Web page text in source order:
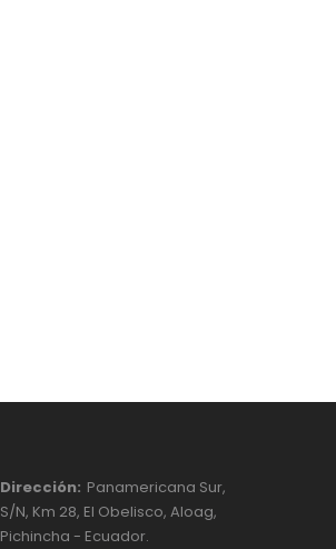
Dirección: Panamericana Sur,
S/N, Km 28, El Obelisco, Aloag,
Pichincha - Ecuador.